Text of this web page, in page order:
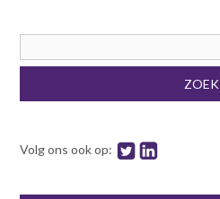
ZOEK
Volg ons ook op: